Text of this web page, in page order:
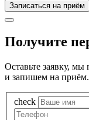
Записаться на приём
Получите
Оставьте заявку,
и запишем на приём.
check